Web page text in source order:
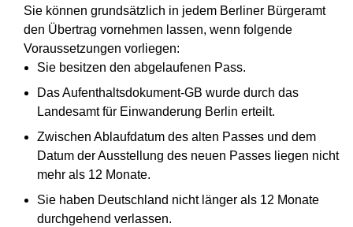
Sie können grundsätzlich in jedem Berliner Bürgeramt
den Übertrag vornehmen lassen, wenn folgende
Voraussetzungen vorliegen:
Sie besitzen den abgelaufenen Pass.
Das Aufenthaltsdokument-GB wurde durch das
Landesamt für Einwanderung Berlin erteilt.
Zwischen Ablaufdatum des alten Passes und dem
Datum der Ausstellung des neuen Passes liegen nicht
mehr als 12 Monate.
Sie haben Deutschland nicht länger als 12 Monate
durchgehend verlassen.